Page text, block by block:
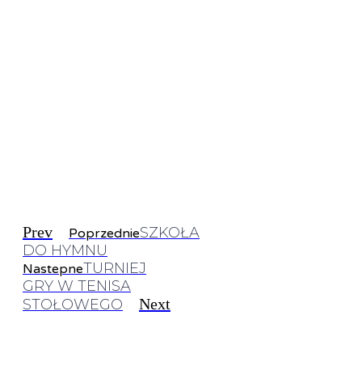
Prev PoprzednieSZKOŁA
DO HYMNU
NastepneTURNIEJ
GRY W TENISA
STOŁOWEGO
Next